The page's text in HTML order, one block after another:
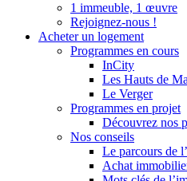
1 immeuble, 1 œuvre
Rejoignez-nous !
Acheter un logement
Programmes en cours
InCity
Les Hauts de
Le Verger
Programmes en projet
Découvrez nos
Nos conseils
Le parcours de
Achat